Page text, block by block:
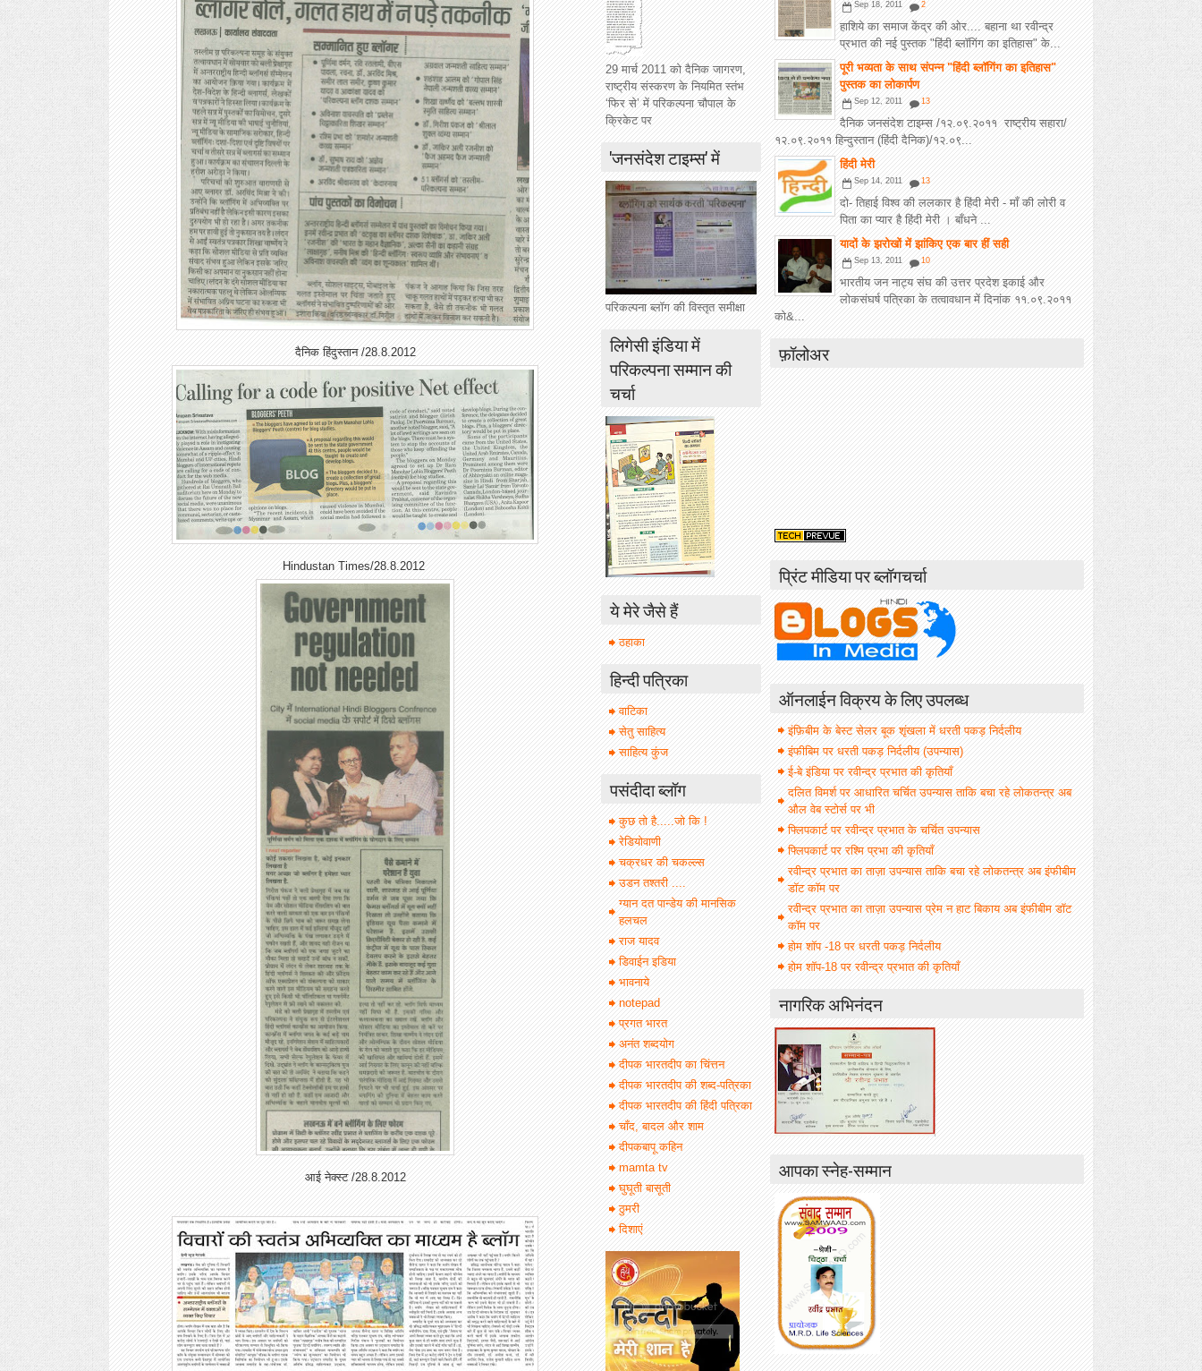
दैनिक हिंदुस्तान /28.8.2012
Hindustan Times/28.8.2012
आई नेक्स्ट /28.8.2012
Sep 18, 2011 2
हाशिये का समाज केंद्र की ओर.... बहाना था रवीन्द्र
प्रभात की नई पुस्तक "हिंदी ब्लॉगिंग का इतिहास" के...
पूरी भव्यता के साथ संपन्न "हिंदी ब्लॉगिंग का इतिहास"
पुस्तक का लोकार्पण
Sep 12, 2011 13
दैनिक जनसंदेश टाइम्स /१२.०९.२०११ राष्ट्रीय सहारा/
१२.०९.२०११ हिन्दुस्तान (हिंदी दैनिक)/१२.०९...
हिंदी मेरी
Sep 14, 2011 13
दो- तिहाई विश्व की ललकार है हिंदी मेरी - माँ की लोरी व
पिता का प्यार है हिंदी मेरी । बाँधने ...
यादों के झरोखों में झांकिए एक बार हीं सही
Sep 13, 2011 10
भारतीय जन नाट्य संघ की उत्तर प्रदेश इकाई और
लोकसंघर्ष पत्रिका के तत्वावधान में दिनांक ११.०९.२०११
को&...
फ़ॉलोअर
प्रिंट मीडिया पर ब्लॉगचर्चा
ऑनलाईन विक्रय के लिए उपलब्ध
इंफ़िबीम के बेस्ट सेलर बूक शृंखला में धरती पकड़ निर्दलीय
इंफीबिम पर धरती पकड़ निर्दलीय (उपन्यास)
ई-बे इंडिया पर रवीन्द्र प्रभात की कृतियाँ
दलित विमर्श पर आधारित चर्चित उपन्यास ताकि बचा रहे लोकतन्त्र अब
औल वेब स्टोर्स पर भी
फ्लिपकार्ट पर रवीन्द्र प्रभात के चर्चित उपन्यास
फ्लिपकार्ट पर रश्मि प्रभा की कृतियाँ
रवीन्द्र प्रभात का ताज़ा उपन्यास ताकि बचा रहे लोकतन्त्र अब इंफीबीम
डॉट कॉम पर
रवीन्द्र प्रभात का ताज़ा उपन्यास प्रेम न हाट बिकाय अब इंफीबीम डॉट
कॉम पर
होम शॉप -18 पर धरती पकड़ निर्दलीय
होम शॉप-18 पर रवीन्द्र प्रभात की कृतियाँ
नागरिक अभिनंदन
आपका स्नेह-सम्मान
29 मार्च 2011 को दैनिक जागरण,
राष्ट्रीय संस्करण के नियमित स्तंभ
‘फिर से’ में परिकल्पना चौपाल के
क्रिकेट पर
'जनसंदेश टाइम्स' में
परिकल्पना ब्लॉग की विस्तृत समीक्षा
लिगेसी इंडिया में
परिकल्पना सम्मान की
चर्चा
ये मेरे जैसे हैं
ठहाका
हिन्दी पत्रिका
वाटिका
सेतु साहित्य
साहित्य कुंज
पसंदीदा ब्लॉग
कुछ तो है.....जो कि !
रेडियोवाणी
चक्रधर की चकल्ल्स
उडन तश्तरी ....
ग्यान दत पान्डेय की मानसिक
हलचल
राज यादव
डिवाईन इडिया
भावनाये
notepad
प्रगत भारत
अनंत शब्दयोग
दीपक भारतदीप का चिंत्तन
दीपक भारतदीप की शब्द-पत्रिका
दीपक भारतदीप की हिंदी पत्रिका
चाँद, बादल और शाम
दीपकबापू कहिन
mamta tv
घुघूती बासूती
ठुमरी
दिशाएं